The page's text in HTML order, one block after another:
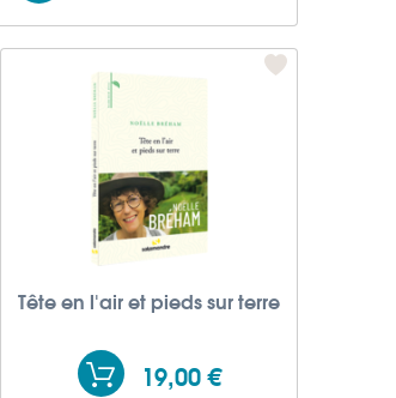
Tête en l'air et pieds sur terre
19,00 €